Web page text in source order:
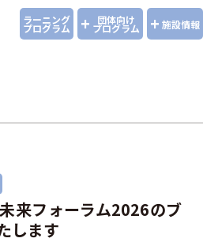
ラーニング
プログラム + 団体向け
プログラム + 施設情報
来フォーラム2026のブ
します